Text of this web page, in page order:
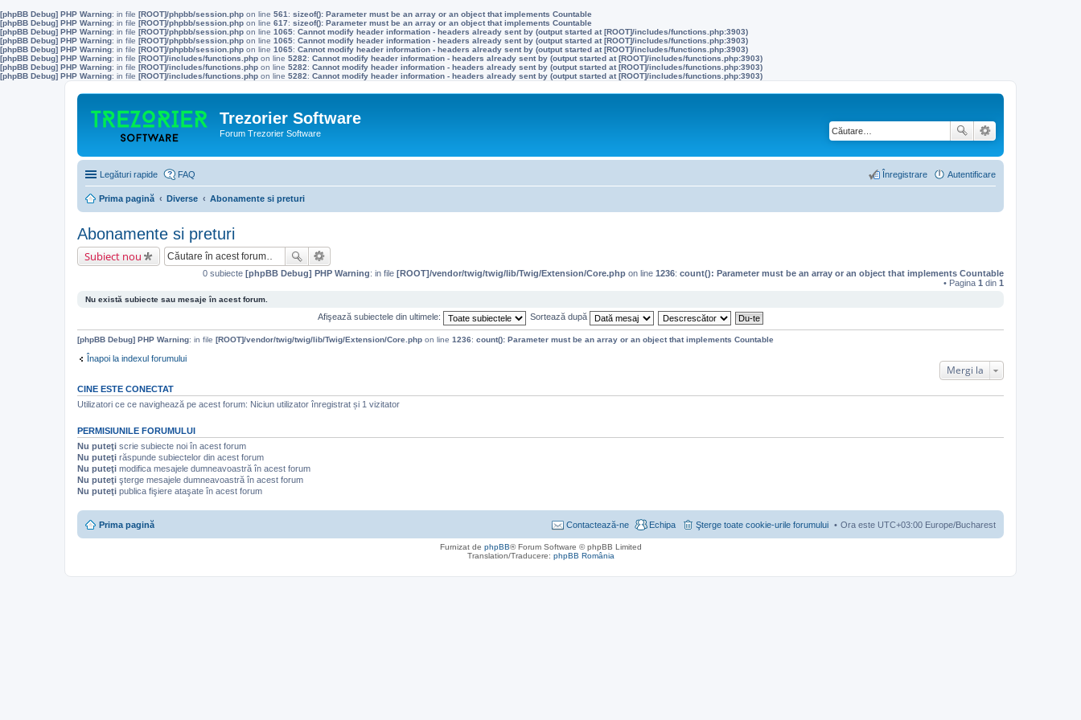
[phpBB Debug] PHP Warning: in file [ROOT]/phpbb/session.php on line 561 : sizeof(): Parameter must be an array or an object that implements Countable
[phpBB Debug] PHP Warning: in file [ROOT]/phpbb/session.php on line 617: sizeof(): Parameter must be an array or an object that implements Countable
[phpBB Debug] PHP Warning: in file [ROOT]/phpbb/session.php on line 1065: Cannot modify header information - headers already sent by (output started at [ROOT]/includes/functions.php:3903)
[phpBB Debug] PHP Warning: in file [ROOT]/phpbb/session.php on line 1065: Cannot modify header information - headers already sent by (output started at [ROOT]/includes/functions.php:3903)
[phpBB Debug] PHP Warning: in file [ROOT]/phpbb/session.php on line 1065: Cannot modify header information - headers already sent by (output started at [ROOT]/includes/functions.php:3903)
[phpBB Debug] PHP Warning: in file [ROOT]/includes/functions.php on line 5282: Cannot modify header information - headers already sent by (output started at [ROOT]/includes/functions.php:3903)
[phpBB Debug] PHP Warning: in file [ROOT]/includes/functions.php on line 5282: Cannot modify header information - headers already sent by (output started at [ROOT]/includes/functions.php:3903)
[phpBB Debug] PHP Warning: in file [ROOT]/includes/functions.php on line 5282: Cannot modify header information - headers already sent by (output started at [ROOT]/includes/functions.php:3903)
Trezorier Software
Forum Trezorier Software
Legături rapide FAQ Autentificare
Înregistrare
Prima pagină Diverse Abonamente si preturi
Abonamente si preturi
Subiect nou
0 subiecte [phpBB Debug] PHP Warning: in file [ROOT]/vendor/twig/twig/lib/Twig/Extension/Core.php on line 1236: count(): Parameter must be an array or an object that implements Countable
• Pagina 1 din 1
Nu există subiecte sau mesaje în acest forum.
Afişează subiectele din ultimele: Sortează după
[phpBB Debug] PHP Warning: in file [ROOT]/vendor/twig/twig/lib/Twig/Extension/Core.php on line 1236: count(): Parameter must be an array or an object that implements Countable
Înapoi la indexul forumului
Mergi la
CINE ESTE CONECTAT
Utilizatori ce ce navighează pe acest forum: Niciun utilizator înregistrat și 1 vizitator
PERMISIUNILE FORUMULUI
Nu puteţi scrie subiecte noi în acest forum
Nu puteţi răspunde subiectelor din acest forum
Nu puteţi modifica mesajele dumneavoastră în acest forum
Nu puteţi şterge mesajele dumneavoastră în acest forum
Nu puteţi publica fişiere ataşate în acest forum
Prima pagină Ora este UTC+03:00 Europe/Bucharest
Şterge toate cookie-urile forumului
Echipa
Contactează-ne
Furnizat de phpBB® Forum Software © phpBB Limited
Translation/Traducere: phpBB România